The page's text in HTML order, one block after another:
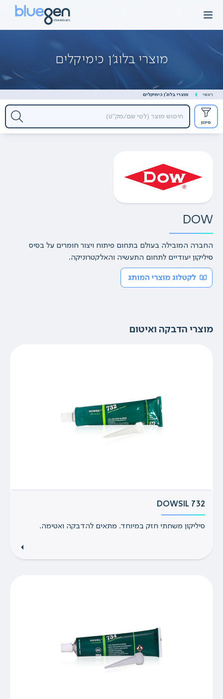
to
מוצרי בלוג'ן כימיקלים
ראשי מוצרי בלוג'ן כימיקלים
סינון
DOW
החברה המובילה בעולם בתחום פיתוח ויצור חומרים על בסיס
סיליקון יעודיים לתחום התעשיה והאלקטרוניקה.
מוצרי הדבקה ואיטום
DOWSIL 732
סיליקון משחתי חזק במיוחד. מתאים להדבקה ואטימה.